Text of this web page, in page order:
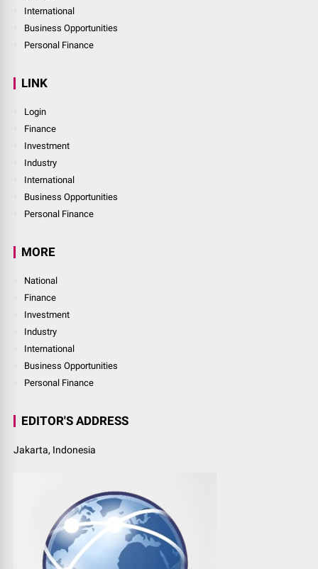
International
Business Opportunities
Personal Finance
LINK
Login
Finance
Investment
Industry
International
Business Opportunities
Personal Finance
MORE
National
Finance
Investment
Industry
International
Business Opportunities
Personal Finance
EDITOR'S ADDRESS
Jakarta, Indonesia